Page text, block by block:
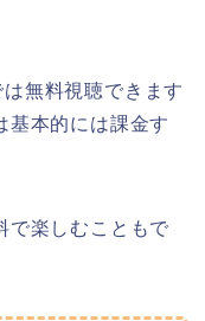
無料視聴できます
基本的には課金す
で楽しむこともで